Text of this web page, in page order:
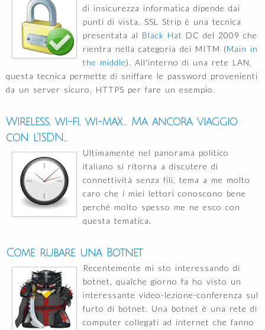
di insicurezza informatica dipende dai
punti di vista. SSL Strip è una tecnica
presentata al Black Hat DC del 2009 che
rientra nella categoria dei MITM (Main in
the middle). All'interno di una rete LAN,
questa tecnica permette di sniffare le password provenienti
da un server sicuro, HTTPS per fare un esempio.
Wireless, wi-fi, wi-max... Ma ancora viaggio
con l'ISDN...
Ultimamente nel panorama politico
italiano si ritorna a discutere di
connettività senza fili, tema a me molto
caro che i miei lettori conoscono bene
perché molto spesso me ne esco con
questa tematica.
Come rubare una Botnet
Recentemente mi sto interessando di
botnet, qualche giorno fa ho visto un
interessante video-lezione-conferenza sul
furto di botnet. Una botnet è una rete di
computer collegati ad internet che fanno